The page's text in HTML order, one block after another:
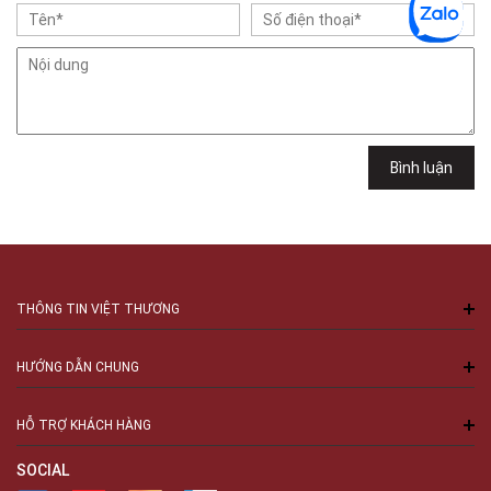
Gian hàng G9-10 TTTM Discovery Complex, số 302 Cầu Giấy, Phường
Cầu Giấy, Hà Nội , Cầu Giấy , Hà Nội
Việt Thương Music - 289 Vành Đai Trong
Bình luận
THÔNG TIN VIỆT THƯƠNG
HƯỚNG DẪN CHUNG
HỖ TRỢ KHÁCH HÀNG
SOCIAL